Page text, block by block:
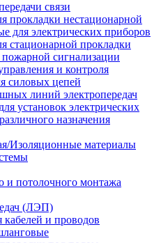
связи
прокладки нестационарной
для электрических приборов
стационарной прокладки
сигнализации
и контроля
силовых цепей
линий электропередач
установок электрических
назначения
Изоляционные материалы
и потолочного монтажа
(ЛЭП)
и проводов